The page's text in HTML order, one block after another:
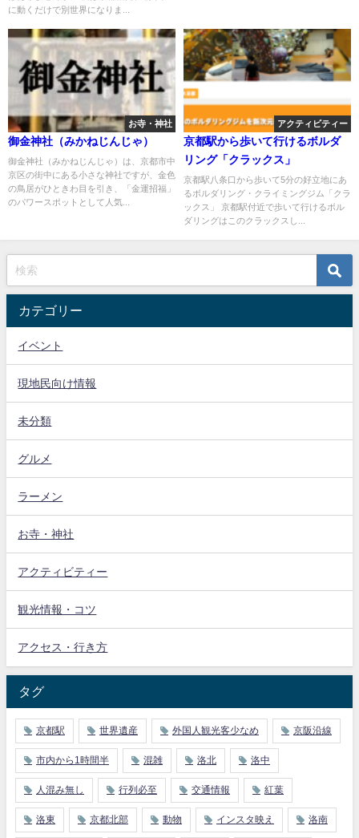
に動くだけで別世界になりま...
お寺・神社
御金神社（みかねじんじゃ）
御金神社（みかねじんじゃ）は、京都市中
京区の街中にある小さな神社ですが、金色
の鳥居がひときわ目を引き、「金運招福」
のパワースポットとして人気...
アクティビティー
京都駅から歩いて行けるボルダ
リング「クラックス」
京都駅八条口から歩いて5分の好立地にあ
るボルダリング・クライミングジム「クラ
ックス」 京都駅付近で歩いて行けるボル
ダリングはこのクラックスし...
カテゴリー
イベント
現地民向け情報
未分類
グルメ
ラーメン
お寺・神社
アクティビティー
観光情報・コツ
アクセス・行き方
タグ
京都駅 世界遺産 外国人観光客少なめ 京阪沿線
市内から1時間半 混雑 洛北 洛中
人混み無し 行列必至 交通情報 紅葉
洛東 京都北部 動物 インスタ映え 洛南